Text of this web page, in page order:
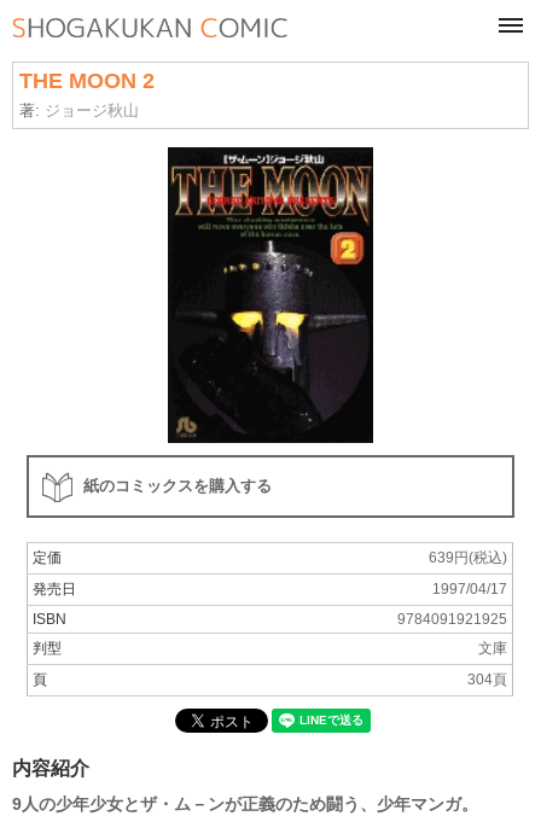
THE MOON 2
著: ジョージ秋山
紙のコミックスを購入する
定価
639円(税込)
発売日
1997/04/17
ISBN
9784091921925
判型
文庫
頁
304頁
内容紹介
9人の少年少女とザ・ム－ンが正義のため闘う、少年マンガ。